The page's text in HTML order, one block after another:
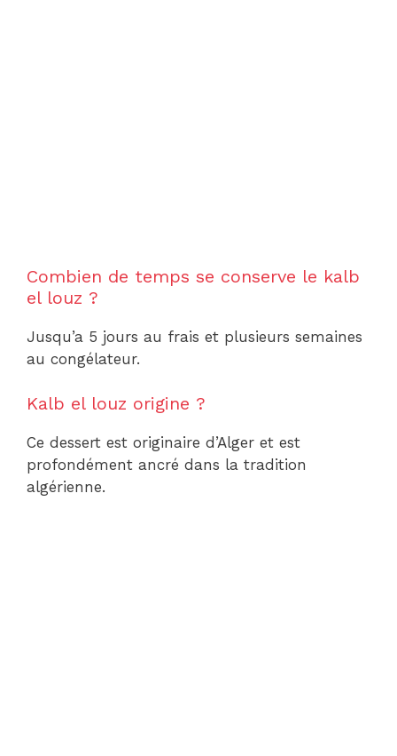
Combien de temps se conserve le kalb
el louz ?
Jusqu’a 5 jours au frais et plusieurs semaines
au congélateur.
Kalb el louz origine ?
Ce dessert est originaire d’Alger et est
profondément ancré dans la tradition
algérienne.